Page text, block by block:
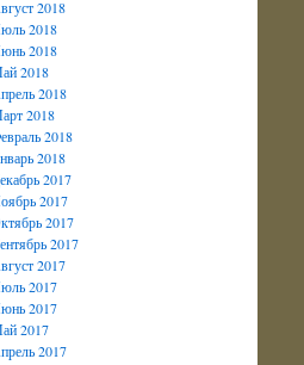
2018
2018
2018
2018
2018
2018
2018
2018
2017
2017
2017
2017
2017
2017
2017
2017
2017